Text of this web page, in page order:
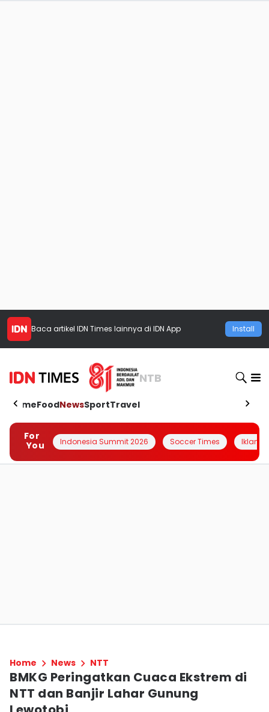
Baca artikel IDN Times lainnya di IDN App Install
NTB
HomeFoodNewsSportTravel
For
You
Indonesia Summit 2026 Soccer Times Iklanin
Home News NTT
BMKG Peringatkan Cuaca Ekstrem di
NTT dan Banjir Lahar Gunung